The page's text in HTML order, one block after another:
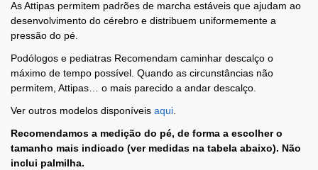
As Attipas permitem padrões de marcha estáveis ​​que ajudam ao
desenvolvimento do cérebro e distribuem uniformemente a
pressão do pé.
Podólogos e pediatras Recomendam caminhar descalço o
máximo de tempo possível. Quando as circunstâncias não
permitem, Attipas… o mais parecido a andar descalço.
Ver outros modelos disponíveis aqui
Recomendamos a medição do pé, de forma a escolher o
tamanho mais indicado (ver medidas na tabela abaixo). Não
inclui palmilha.